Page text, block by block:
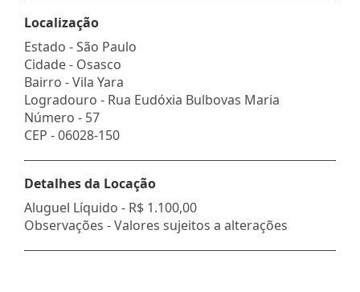
Localização
Estado -São Paulo
Cidade - Osasco
Bairro -Vila Yara
Logradouro - Rua Eudóxia Bulbovas Maria
Número - 57
CEP -06028-150
Detalhes da Locação
Aluguel Líquido - R$ 1.100,00
Observações - Valores sujeitos a alterações